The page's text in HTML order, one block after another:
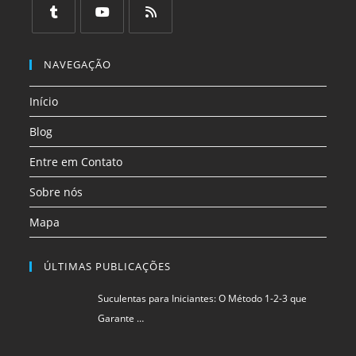
uma
aba
em
uma
aba
uma
em
nova
aba
em
aba
aba
NAVEGAÇÃO
Início
Blog
Entre em Contato
Sobre nós
Mapa
ÚLTIMAS PUBLICAÇÕES
Suculentas para Iniciantes: O Método 1-2-3 que
Garante …